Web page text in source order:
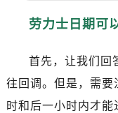
劳力士日期可
首先，让我们回
往回调。但是，需要
时和后一小时内才